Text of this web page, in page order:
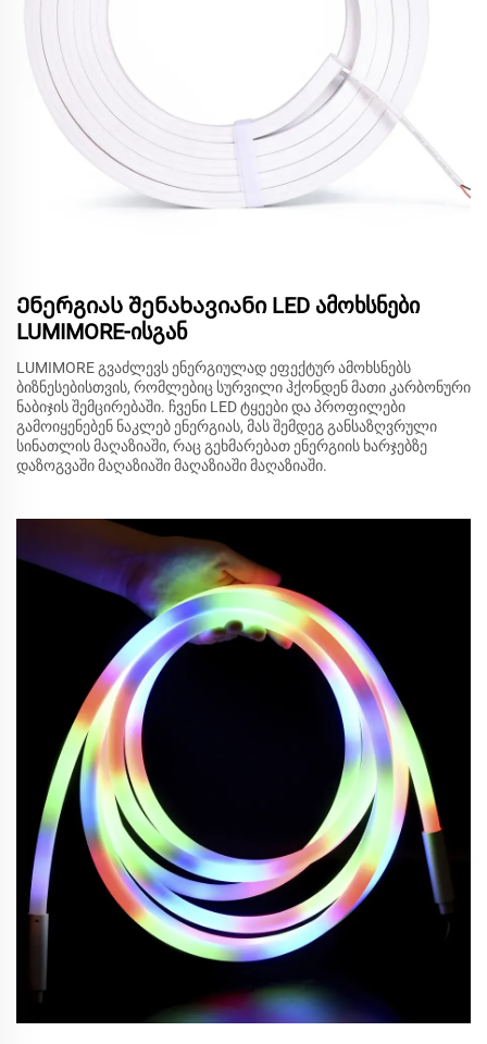
Ენერგიას შენახავიანი LED ამოხსნები
LUMIMORE-ისგან
LUMIMORE გვაძლევს ენერგიულად ეფექტურ ამოხსნებს
ბიზნესებისთვის, რომლებიც სურვილი ჰქონდენ მათი კარბონური
ნაბიჯის შემცირებაში. ჩვენი LED ტყეები და პროფილები
გამოიყენებენ ნაკლებ ენერგიას, მას შემდეგ განსაზღვრული
სინათლის მაღაზიაში, რაც გეხმარებათ ენერგიის ხარჯებზე
დაზოგვაში მაღაზიაში მაღაზიაში მაღაზიაში.